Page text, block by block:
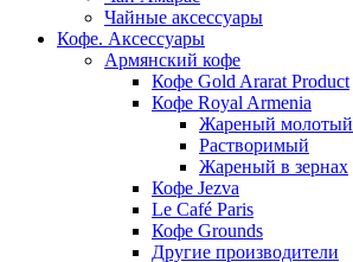
Чайные аксессуары
Кофе. Аксессуары
Армянский кофе
Кофе Gold Ararat Product
Кофе Royal Armenia
Жареный молотый
Растворимый
Жареный в зернах
Кофе Jezva
Le Café Paris
Кофе Grounds
Другие производители